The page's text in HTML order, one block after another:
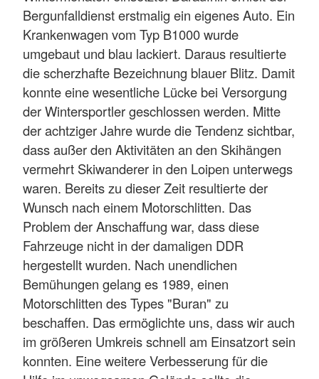
Bergunfalldienst erstmalig ein eigenes Auto. Ein
Krankenwagen vom Typ B1000 wurde
umgebaut und blau lackiert. Daraus resultierte
die scherzhafte Bezeichnung blauer Blitz. Damit
konnte eine wesentliche Lücke bei Versorgung
der Wintersportler geschlossen werden. Mitte
der achtziger Jahre wurde die Tendenz sichtbar,
dass außer den Aktivitäten an den Skihängen
vermehrt Skiwanderer in den Loipen unterwegs
waren. Bereits zu dieser Zeit resultierte der
Wunsch nach einem Motorschlitten. Das
Problem der Anschaffung war, dass diese
Fahrzeuge nicht in der damaligen DDR
hergestellt wurden. Nach unendlichen
Bemühungen gelang es 1989, einen
Motorschlitten des Types "Buran" zu
beschaffen. Das ermöglichte uns, dass wir auch
im größeren Umkreis schnell am Einsatzort sein
konnten. Eine weitere Verbesserung für die